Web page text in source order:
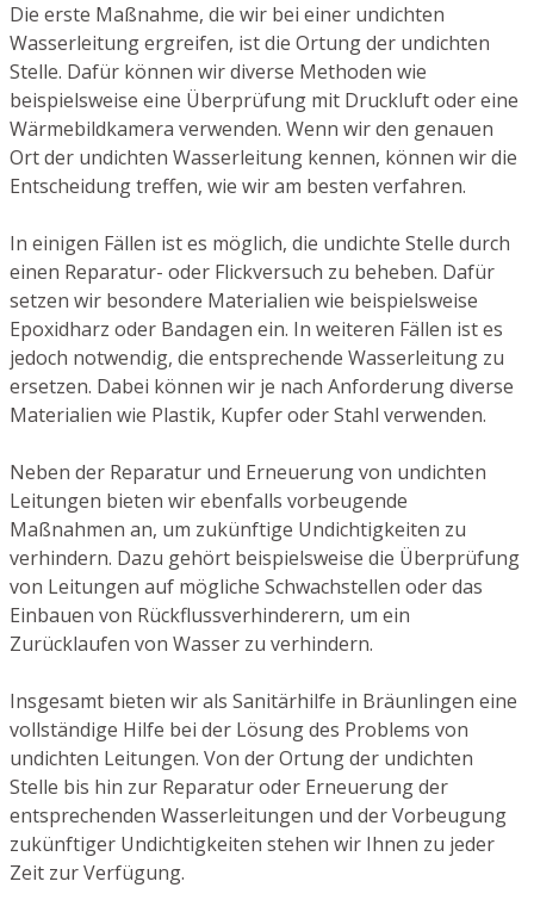
Die erste Maßnahme, die wir bei einer undichten
Wasserleitung ergreifen, ist die Ortung der undichten
Stelle. Dafür können wir diverse Methoden wie
beispielsweise eine Überprüfung mit Druckluft oder eine
Wärmebildkamera verwenden. Wenn wir den genauen
Ort der undichten Wasserleitung kennen, können wir die
Entscheidung treffen, wie wir am besten verfahren.
In einigen Fällen ist es möglich, die undichte Stelle durch
einen Reparatur- oder Flickversuch zu beheben. Dafür
setzen wir besondere Materialien wie beispielsweise
Epoxidharz oder Bandagen ein. In weiteren Fällen ist es
jedoch notwendig, die entsprechende Wasserleitung zu
ersetzen. Dabei können wir je nach Anforderung diverse
Materialien wie Plastik, Kupfer oder Stahl verwenden.
Neben der Reparatur und Erneuerung von undichten
Leitungen bieten wir ebenfalls vorbeugende
Maßnahmen an, um zukünftige Undichtigkeiten zu
verhindern. Dazu gehört beispielsweise die Überprüfung
von Leitungen auf mögliche Schwachstellen oder das
Einbauen von Rückflussverhinderern, um ein
Zurücklaufen von Wasser zu verhindern.
Insgesamt bieten wir als Sanitärhilfe in Bräunlingen eine
vollständige Hilfe bei der Lösung des Problems von
undichten Leitungen. Von der Ortung der undichten
Stelle bis hin zur Reparatur oder Erneuerung der
entsprechenden Wasserleitungen und der Vorbeugung
zukünftiger Undichtigkeiten stehen wir Ihnen zu jeder
Zeit zur Verfügung.